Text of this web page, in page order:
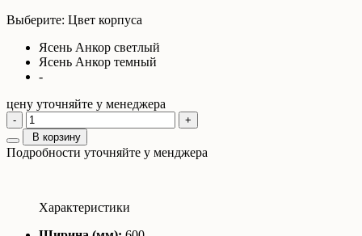
Выберите: Цвет корпуса
Ясень Анкор светлый
Ясень Анкор темный
-
цену уточняйте у менеджера
-
+
В корзину
Подробности уточняйте у менджера
Характеристики